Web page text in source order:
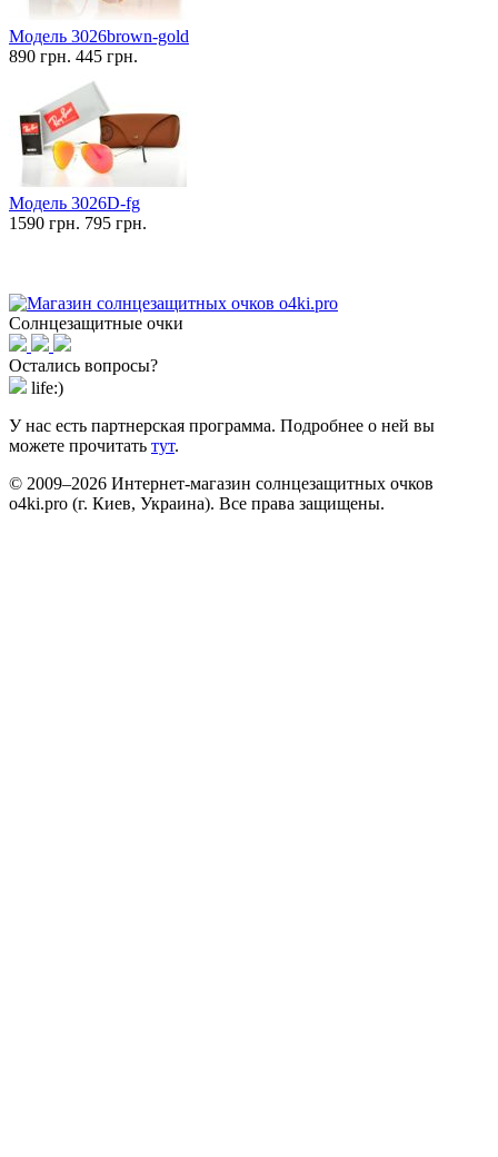
Модель 3026brown-gold
890 грн. 445 грн.
Модель 3026D-fg
1590 грн. 795 грн.
Солнцезащитные очки
Остались вопросы?
life:)
У нас есть партнерская программа. Подробнее о ней вы
можете прочитать тут.
© 2009–2026 Интернет-магазин солнцезащитных очков
o4ki.pro (г. Киев, Украина). Все права защищены.